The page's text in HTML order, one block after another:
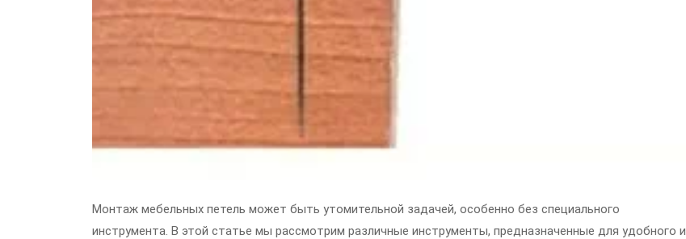
Монтаж мебельных петель может быть утомительной задачей, особенно без специального
инструмента. В этой статье мы рассмотрим различные инструменты, предназначенные для удобного и